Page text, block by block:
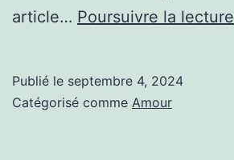
article… Poursuivre la lecture
Publié le septembre 4, 2024
Catégorisé comme Amour